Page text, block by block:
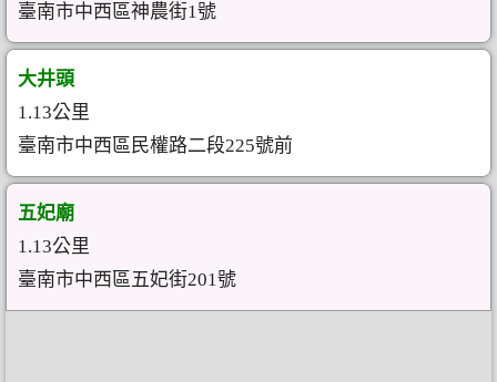
臺南市中西區神農街1號
大井頭
1.13公里
臺南市中西區民權路二段225號前
五妃廟
1.13公里
臺南市中西區五妃街201號